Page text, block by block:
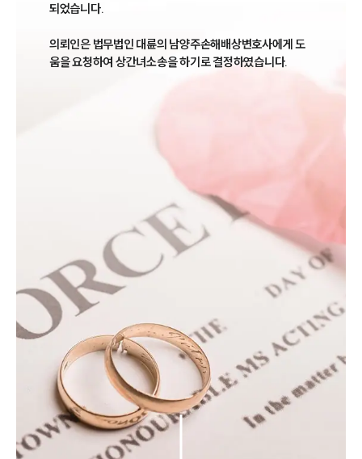
되었습니다.
의뢰인은 법무법인 대륜의 남양주손해배상변호사에게 도
움을 요청하여 상간녀소송을 하기로 결정하였습니다.